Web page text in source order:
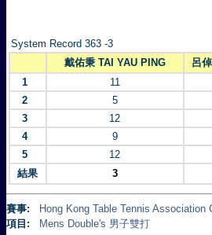
System Record 363 -3
戴佑秉 TAI YAU PING
呂
1
11
2
5
3
12
4
9
5
12
結果
3
賽事:
Hong Kong Table Tennis Association
項目:
Mens Double's 男子雙打